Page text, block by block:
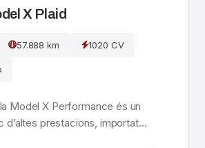
X Plaid
57.888 km 1020 CV
Model X Performance és un
d’altes prestacions, importat